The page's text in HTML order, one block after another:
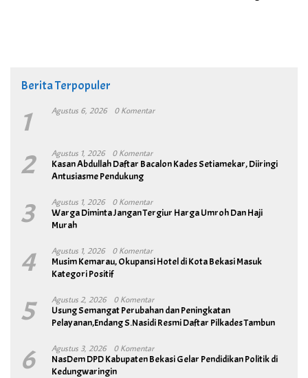
Berita Terpopuler
1 Agustus 6, 2026 0 Komentar
2 Agustus 1, 2026 0 Komentar
Kasan Abdullah Daftar Bacalon Kades Setiamekar, Diiringi
Antusiasme Pendukung
3 Agustus 1, 2026 0 Komentar
Warga Diminta Jangan Tergiur Harga Umroh Dan Haji
Murah
4 Agustus 1, 2026 0 Komentar
Musim Kemarau, Okupansi Hotel di Kota Bekasi Masuk
Kategori Positif
5 Agustus 2, 2026 0 Komentar
Usung Semangat Perubahan dan Peningkatan
Pelayanan,Endang S.Nasidi Resmi Daftar Pilkades Tambun
6 Agustus 3, 2026 0 Komentar
NasDem DPD Kabupaten Bekasi Gelar Pendidikan Politik di
Kedungwaringin